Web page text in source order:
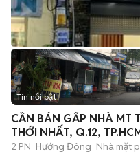
Tin nổi bật
CẦN BÁN GẤP NHÀ MT
THỚI NHẤT, Q.12,
2 PN Hướng Đông Nhà mặt